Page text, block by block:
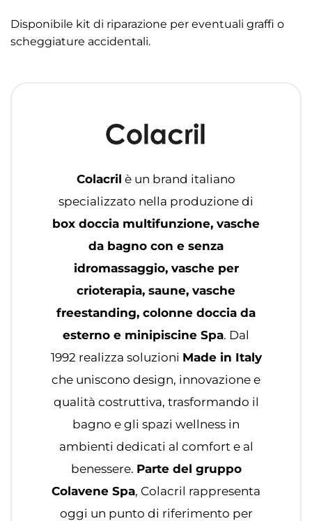
Disponibile kit di riparazione per eventuali graffi o
scheggiature accidentali.
Colacril è un brand italiano
specializzato nella produzione di
box doccia multifunzione, vasche
da bagno con e senza
idromassaggio, vasche per
crioterapia, saune, vasche
freestanding, colonne doccia da
esterno e minipiscine Spa. Dal
1992 realizza soluzioni Made in Italy
che uniscono design, innovazione e
qualità costruttiva, trasformando il
bagno e gli spazi wellness in
ambienti dedicati al comfort e al
benessere. Parte del gruppo
Colavene Spa, Colacril rappresenta
oggi un punto di riferimento per